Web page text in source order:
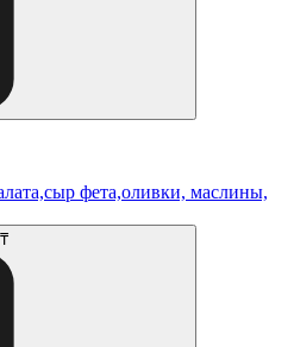
фета,оливки, маслины,